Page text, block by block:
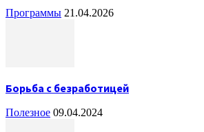
Программы 21.04.2026
Борьба с безработицей
Полезное 09.04.2024